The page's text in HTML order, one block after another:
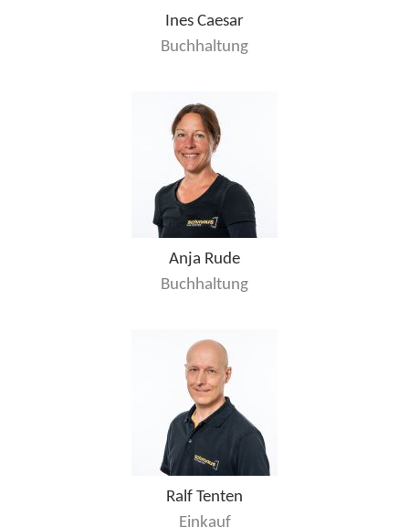
Ines Caesar
Buchhaltung
Anja Rude
Buchhaltung
Ralf Tenten
Einkauf